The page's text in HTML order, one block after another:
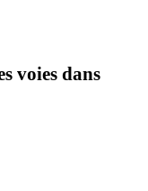
voies dans